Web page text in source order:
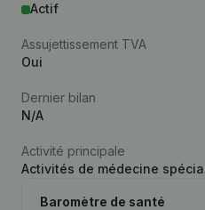
Actif
Assujettissement TVA
Oui
Dernier bilan
N/A
Activité principale
Activités de médecine
Baromètre de santé